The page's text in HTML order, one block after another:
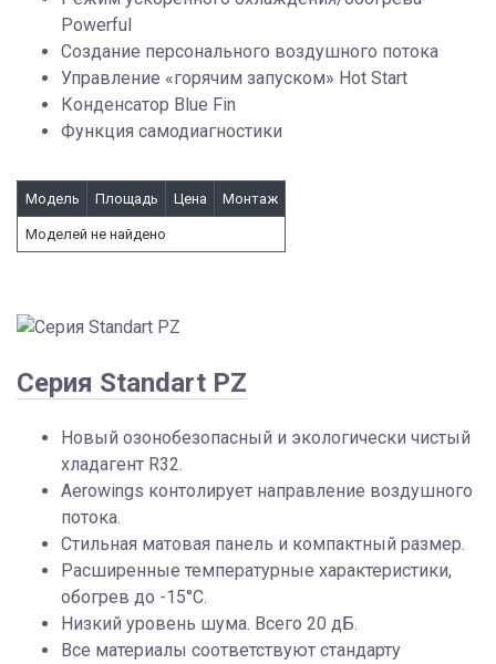
Powerful
Создание персонального воздушного потока
Управление «горячим запуском» Hot Start
Конденсатор Blue Fin
Функция самодиагностики
Модель Площадь Цена Монтаж
Моделей не найдено
Серия Standart PZ
Новый озонобезопасный и экологически чистый
хладагент R32.
Aerowings контолирует направление воздушного
потока.
Стильная матовая панель и компактный размер.
Расширенные температурные характеристики,
обогрев до -15°C.
Низкий уровень шума. Всего 20 дБ.
Все материалы соответствуют стандарту